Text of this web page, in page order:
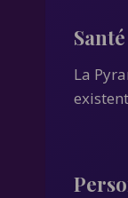
Santé
La